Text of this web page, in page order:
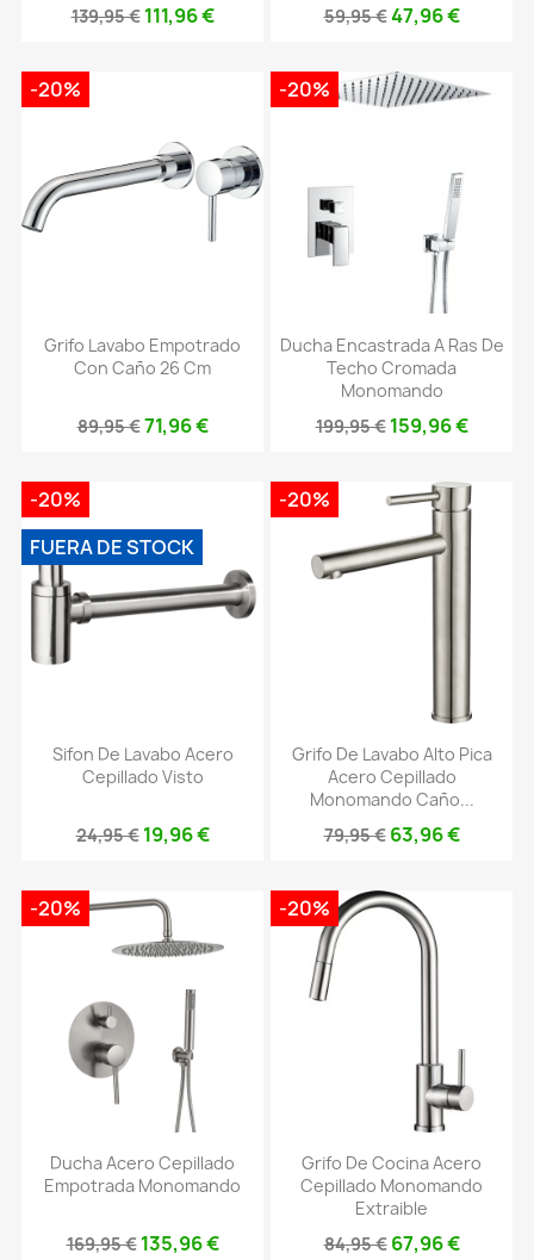
139,95 € 111,96 €
59,95 €47,96 €
Grifo Lavabo Empotrado
Con Caño 26 Cm
89,95 €71,96 €
-20%
Ducha Encastrada A Ras De
Techo Cromada
Monomando
199,95 € 159,96 €
-20%
Sifon De Lavabo Acero
Cepillado Visto
24,95 € 19,96 €
-20%
FUERA DE STOCK
Grifo De Lavabo Alto Pica
Acero Cepillado
Monomando Caño...
79,95 € 63,96 €
-20%
Ducha Acero Cepillado
Empotrada Monomando
169,95 € 135,96 €
-20%
Grifo De Cocina Acero
Cepillado Monomando
Extraible
84,95 € 67,96 €
-20%